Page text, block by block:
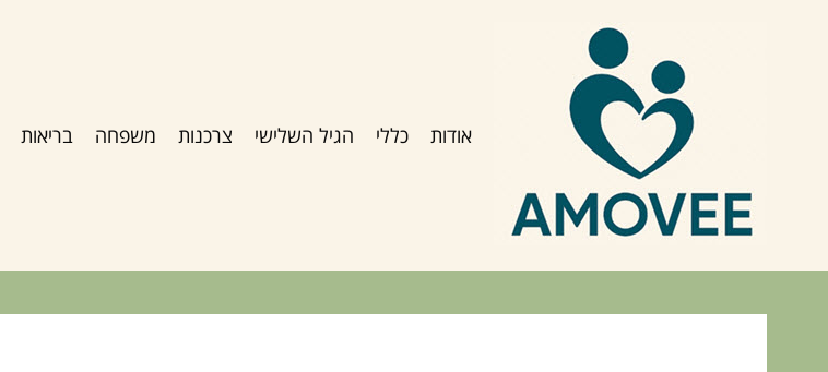
אודות כללי הגיל השלישי צרכנות משפחה בריאות